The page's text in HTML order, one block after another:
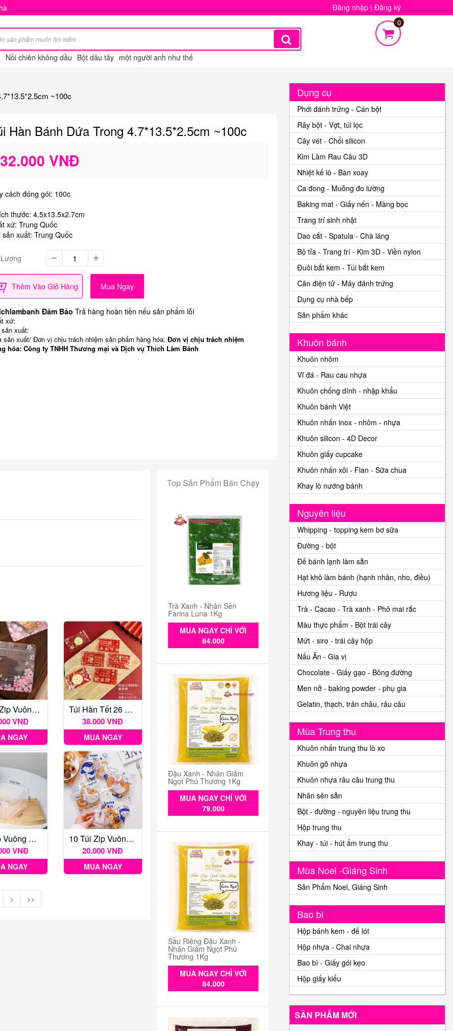
Đăng nhập | Đăng ký
Nồi chiên không dầu Bột dâu tây một người anh như thế
0
~100c
Hàn Bánh Dứa Trong 4.7*13.5*2.5cm ~100c
32.000 VNĐ
cách đóng gói: 100c
thước: 4.5x13.5x2.7cm
xứ: Trung Quốc
sản xuất: Trung Quốc
Thêm Vào Giỏ Hàng Mua Ngay
Đảm Bảo Trả hàng hoàn tiền nếu sản phẩm lỗi
xứ:
sản xuất:
sản xuất/ Đơn vị chịu trách nhiệm sản phẩm hàng hóa: Đơn vị chịu trách nhiệm
hóa: Công ty TNHH Thương mại và Dịch vụ Thích Làm Bánh
10 Túi Zip Vuông Anh Đào
VNĐ
NGAY
Túi Hàn Tết 26 7*9.5cm 100c
38.000 VNĐ
MUA NGAY
10 Hộp Vuông Nhựa JLH10-6 400ml Đựng Bánh Tiramisu, Bánh Mouse Olong Nhãn Lài
VNĐ
NGAY
10 Túi Zip Vuông Vịt Cute
20.000 VNĐ
MUA NGAY
> >>
Top Sản Phẩm Bán Chạy
Trà Xanh - Nhân Sên
Farina Luna 1Kg
MUA NGAY CHỈ VỚI
84.000
Đậu Xanh - Nhân Giảm
Ngọt Phú Thương 1Kg
MUA NGAY CHỈ VỚI
79.000
Sầu Riêng Đậu Xanh -
Nhân Giảm Ngọt Phú
Thương 1Kg
MUA NGAY CHỈ VỚI
84.000
Dụng cụ
Phới đánh trứng - Cán bột
Rây bột - Vợt, túi lọc
Cây vét - Chổi silicon
Kim Làm Rau Câu 3D
Nhiệt kế lò - Bàn xoay
Ca đong - Muỗng đo lường
Baking mat - Giấy nến - Màng bọc
Trang trí sinh nhật
Dao cắt - Spatula - Chà láng
Bộ tỉa - Trang trí - Kim 3D - Viền nylon
Đuôi bắt kem - Túi bắt kem
Cân điện tử - Máy đánh trứng
Dụng cụ nhà bếp
Sản phẩm khác
Khuôn bánh
Khuôn nhôm
Vĩ đá - Rau cau nhựa
Khuôn chống dính - nhập khẩu
Khuôn bánh Việt
Khuôn nhấn inox - nhôm - nhựa
Khuôn silicon - 4D Decor
Khuôn giấy cupcake
Khuôn nhấn xôi - Flan - Sữa chua
Khay lò nướng bánh
Nguyên liệu
Whipping - topping kem bơ sữa
Đường - bột
Đế bánh lạnh làm sẵn
Hạt khô làm bánh (hạnh nhân, nho, điều)
Hương liệu - Rượu
Trà - Cacao - Trà xanh - Phô mai rắc
Màu thực phẩm - Bột trái cây
Mứt - siro - trái cây hộp
Nấu Ăn - Gia vị
Chocolate - Giấy gạo - Bông đường
Men nở - baking powder - phụ gia
Gelatin, thạch, trân châu, râu câu
Mùa Trung thu
Khuôn nhấn trung thu lò xo
Khuôn gõ nhựa
Khuôn nhựa râu câu trung thu
Nhân sên sẵn
Bột - đường - nguyên liệu trung thu
Hộp trung thu
Khay - túi - hút ẩm trung thu
Mùa Noel -Giáng Sinh
Sản Phẩm Noel, Giáng Sinh
Bao bì
Hộp bánh kem - đế lót
Hộp nhựa - Chai nhựa
Bao bì - Giấy gói kẹo
Hộp giấy kiểu
SẢN PHẨM MỚI